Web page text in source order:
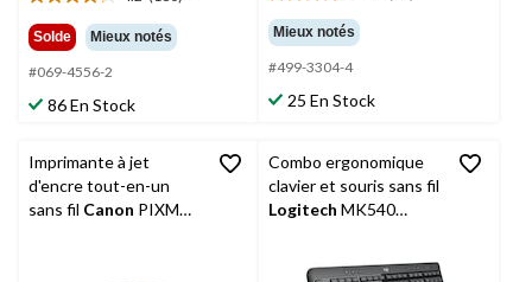
4.2
étoile(s)
sur
5.
160
évaluations
Solde Mieux notés
#069-4556-2
86 En Stock
étoile(s)
sur
5.
18
Mieux notés
#499-3304-4
25 En Stock
Imprimante à jet
d'encre tout-en-un
sans fil Canon PIXMA
Combo ergonomique
clavier et souris sans fil
Logitech MK540